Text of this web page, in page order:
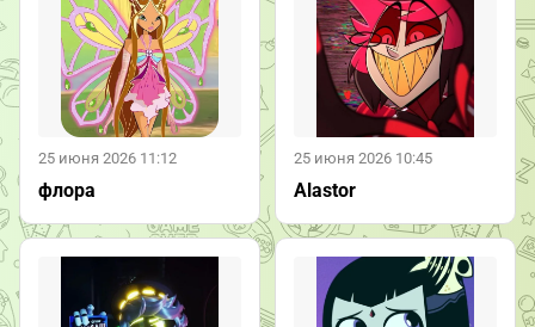
25 июня 2026 11:12
флора
25 июня 2026 10:45
Alastor